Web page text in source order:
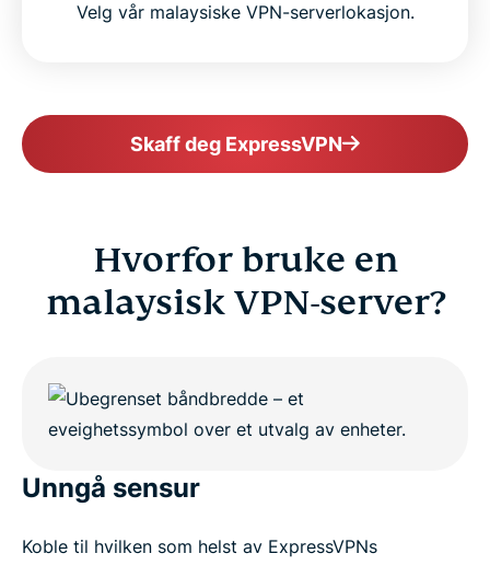
Frequently asked questions about Malaysia VPNs
Get ExpressVPN for Malaysia risk-free
Velg vår malaysiske VPN-serverlokasjon.
Skaff deg ExpressVPN
Hvorfor bruke en
malaysisk VPN-server?
Unngå sensur
Koble til hvilken som helst av ExpressVPNs